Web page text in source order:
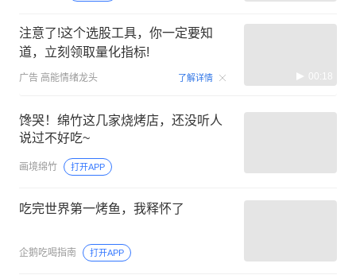
注意了!这个选股工具，你一定要知
道，立刻领取量化指标!
广告 高能情绪龙头 了解详情 00:18
馋哭！绵竹这几家烧烤店，还没听人
说过不好吃~
画境绵竹 打开APP
吃完世界第一烤鱼，我释怀了
企鹅吃喝指南 打开APP